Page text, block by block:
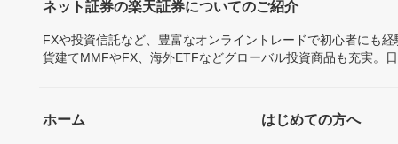
ネット証券の楽天証券についてのご紹介
FXや投資信託など、豊富なオンライントレードで初心者にも
貨建てMMFやFX、海外ETFなどグローバル投資商品も充実。
ホーム はじめての方へ